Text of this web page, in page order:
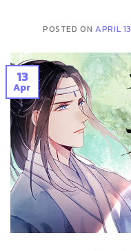
POSTED ONAPRIL
13
Apr